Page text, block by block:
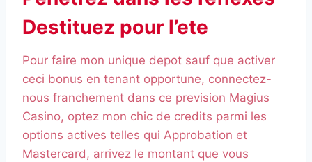
Destituez pour l’ete
Pour faire mon unique depot sauf que activer
ceci bonus en tenant opportune, connectez-
nous franchement dans ce prevision Magius
Casino, optez mon chic de credits parmi les
options actives telles qui Approbation et
Mastercard, arrivez le montant que vous